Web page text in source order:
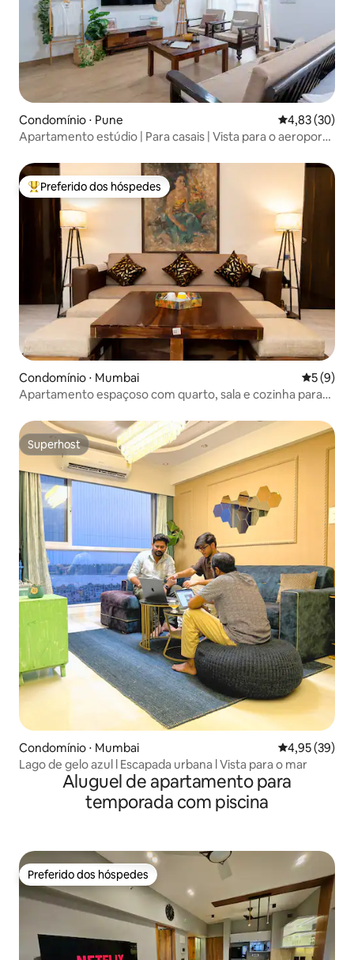
Condomínio ⋅ Pune 4,83 de uma
4,83 (30)
Apartamento estúdio | Para casais | Vista para o aeroporto
Entre os melhores preferidos dos hóspedes
Preferido dos hóspedes
Condomínio ⋅ Mumbai 5 de
5 (9)
Apartamento espaçoso com quarto, sala e cozinha para
Superhost
Superhost
Condomínio ⋅ Mumbai 4,95 de uma
4,95 (39)
Lago de gelo azul l Escapada urbana l Vista para o mar
Aluguel de apartamento para
temporada com piscina
Preferido dos hóspedes
Preferido dos hóspedes